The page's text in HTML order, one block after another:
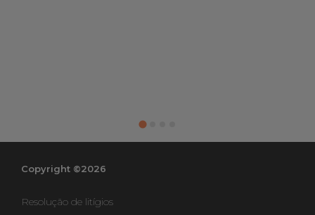
Copyright ©2026
Resolução de litígios